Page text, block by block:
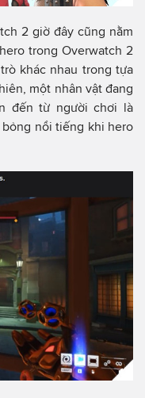
2 giờ đây cũng nằm
trong Overwatch 2
khác nhau trong tựa
một nhân vật đang
đến từ người chơi là
nổi tiếng khi hero